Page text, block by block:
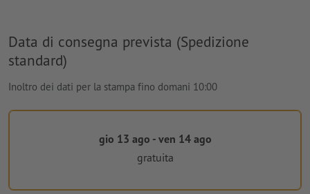
Data di consegna prevista (Spedizione
standard)
Inoltro dei dati per la stampa fino domani 10:00
gio 13 ago - ven 14 ago
gratuita